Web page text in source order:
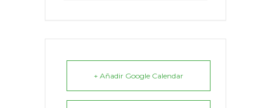
+ Añadir Google Calendar